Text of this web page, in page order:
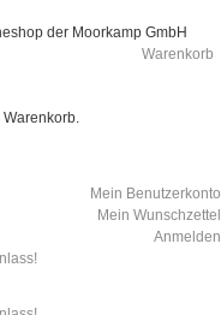
der Moorkamp GmbH
Warenkorb
Mein Benutzerkonto
Mein Wunschzettel
Anmelden